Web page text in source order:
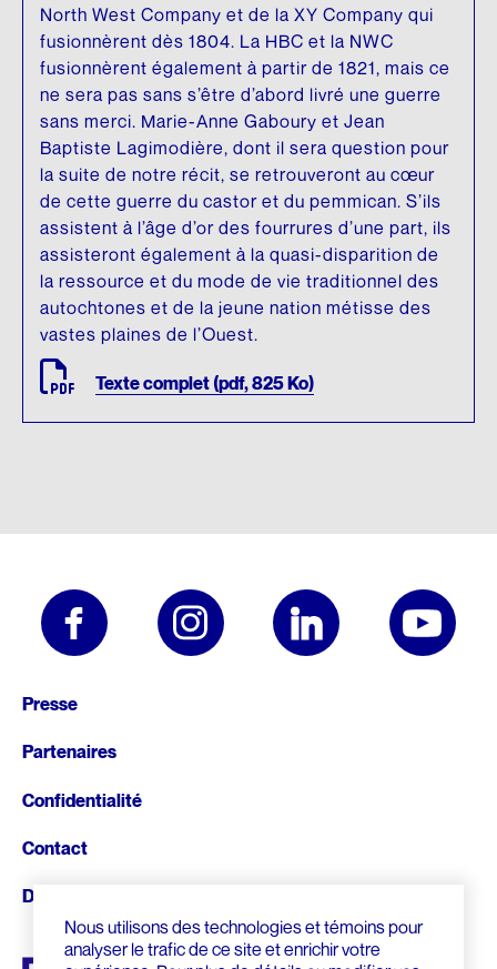
Nous utilisons des technologies et témoins pour
analyser le trafic de ce site et enrichir votre
North West Company et de la XY Company qui
fusionnèrent dès 1804. La HBC et la NWC
fusionnèrent également à partir de 1821, mais ce
ne sera pas sans s’être d’abord livré une guerre
sans merci. Marie-Anne Gaboury et Jean
Baptiste Lagimodière, dont il sera question pour
la suite de notre récit, se retrouveront au cœur
de cette guerre du castor et du pemmican. S’ils
assistent à l’âge d’or des fourrures d’une part, ils
assisteront également à la quasi-disparition de
la ressource et du mode de vie traditionnel des
autochtones et de la jeune nation métisse des
vastes plaines de l’Ouest.
Texte complet (pdf, 825 Ko)
page
Presse
Partenaires
Confidentialité
Contact
Donnez